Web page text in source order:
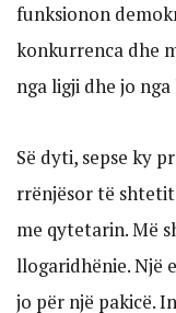
funksionon
konkurrenca dhe
nga ligji dhe jo
Së dyti, sepse ky
rrënjësor të
me qytetarin. Më
llogaridhënie. Një
jo për një pakicë.